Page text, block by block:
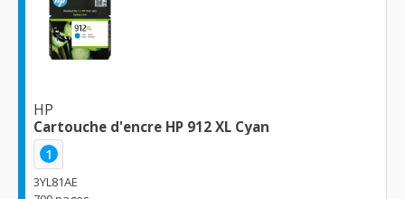
HP
Cartouche d'encre HP 912 XL Cyan
1
3YL81AE